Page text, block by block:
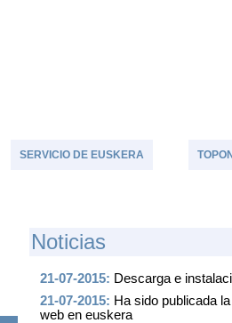
SERVICIO DE EUSKERA
NOticias
21-07-2015: Descarga e
21-07-2015: Ha sido publicada
web en euskera